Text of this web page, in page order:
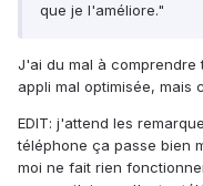
que je l'améliore."
J'ai du mal à comprendre
appli mal optimisée, mais
EDIT: j'attend les
téléphone ça passe bien
moi ne fait rien